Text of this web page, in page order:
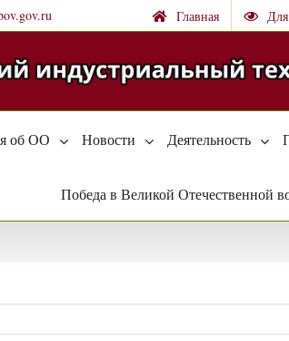
Главная
об ОО Новости Деятельность
Победа в Великой Отечественной